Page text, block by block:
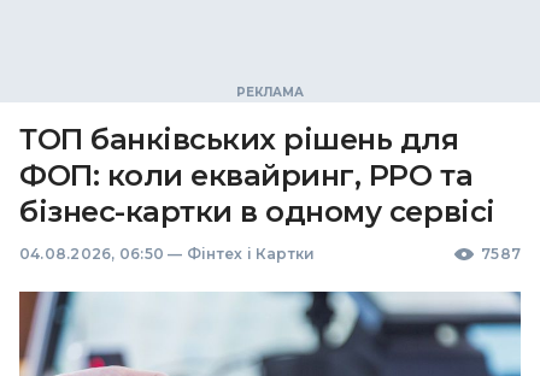
ТОП банківських рішень для
ФОП: коли еквайринг, РРО та
бізнес-картки в одному сервісі
04.08.2026, 06:50 — Фінтех і Картки 7587